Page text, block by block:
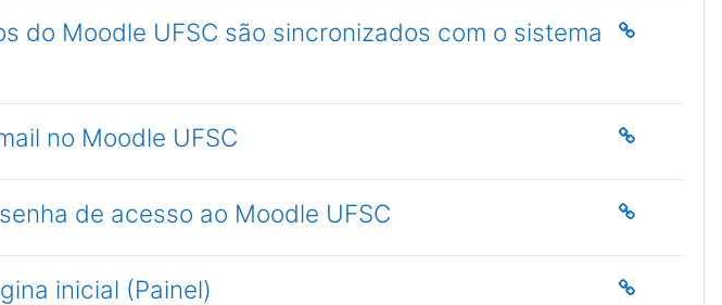
do Moodle UFSC são sincronizados com o sistema
no Moodle UFSC
de acesso ao Moodle UFSC
inicial (Painel)